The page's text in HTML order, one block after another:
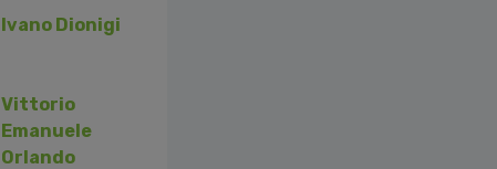
Ivano Dionigi
Vittorio
Emanuele
Orlando